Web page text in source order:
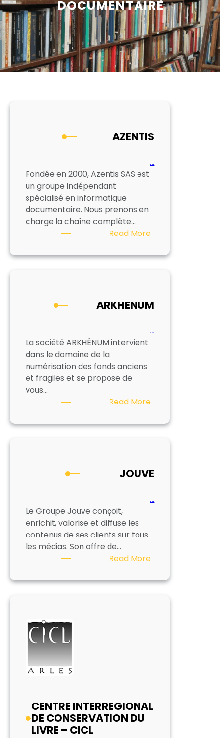
DOCUMENTAIRE
AZENTIS
…
Fondée en 2000, Azentis SAS est
un groupe indépendant
spécialisé en informatique
documentaire. Nous prenons en
charge la chaîne complète…
Read More:
ARKHENUM
…
La société ARKHÊNUM intervient
dans le domaine de la
numérisation des fonds anciens
et fragiles et se propose de
vous…
Read More:
JOUVE
…
Le Groupe Jouve conçoit,
enrichit, valorise et diffuse les
contenus de ses clients sur tous
les médias. Son offre de…
Read More:
CENTRE INTERREGIONAL
DE CONSERVATION DU
LIVRE – CICL